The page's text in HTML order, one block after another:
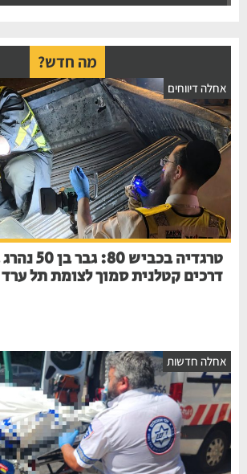
מה חדש?
דיווחים
טרגדיה בכביש 80: גבר בן
דרכים קטלנית סמוך לצומת תל ערד
חדשות